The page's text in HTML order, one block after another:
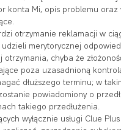
konta Mi, opis problemu oraz
otrzymanie reklamacji w
merytorycznej
chyba że
poza uzasadnioną
dłuższego terminu; w
powiadomiony o
takiego przedłużenia.
wyłącznie usługi Clue